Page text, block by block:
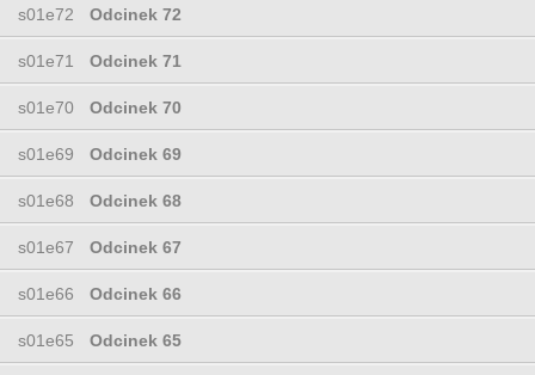
s01e72 Odcinek 72
s01e71 Odcinek 71
s01e70 Odcinek 70
s01e69 Odcinek 69
s01e68 Odcinek 68
s01e67 Odcinek 67
s01e66 Odcinek 66
s01e65 Odcinek 65